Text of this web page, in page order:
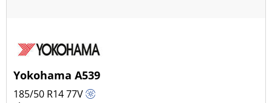
Yokohama A539
185/50 R1477V